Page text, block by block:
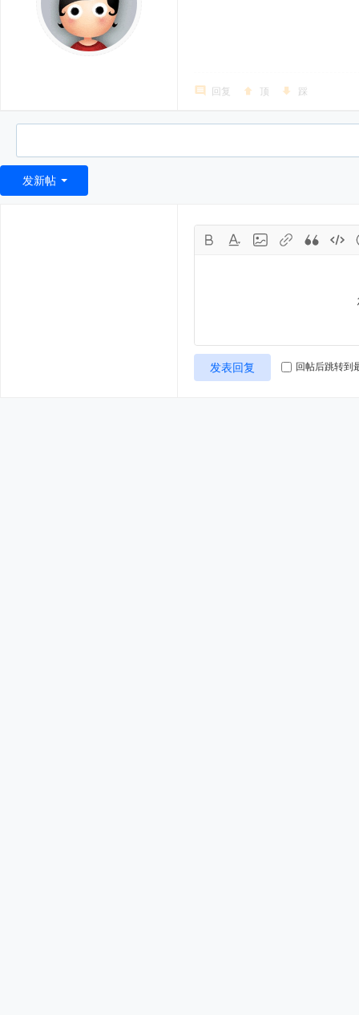
回复 顶 踩
发新帖
发表回复 回帖后跳转到